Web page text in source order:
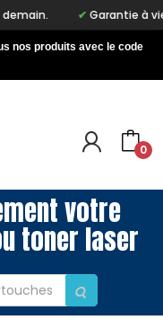
Garantie à vie
nos produits avec le code
0
votre
toner laser